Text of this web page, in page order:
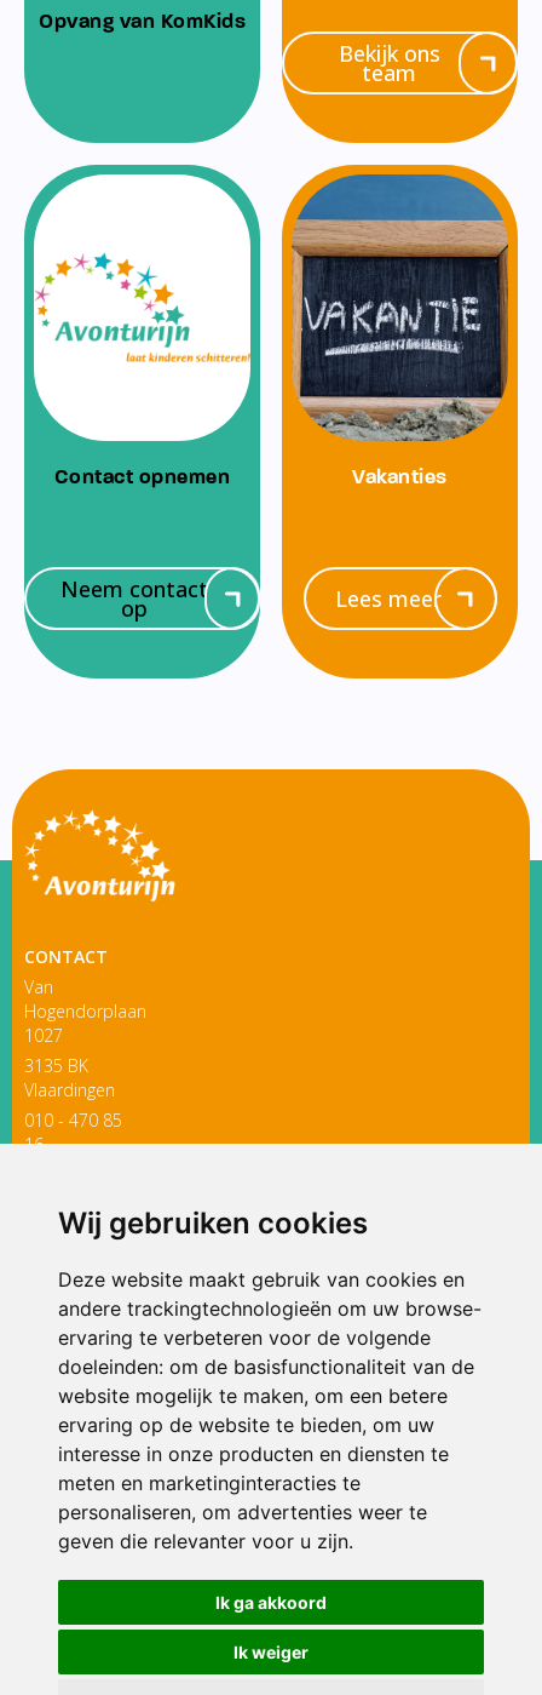
Wij gebruiken cookies
Deze website maakt gebruik van cookies en
andere trackingtechnologieën om uw browse-
ervaring te verbeteren voor de volgende
doeleinden: om de basisfunctionaliteit van de
website mogelijk te maken, om een betere
ervaring op de website te bieden, om uw
interesse in onze producten en diensten te
meten en marketinginteracties te
personaliseren, om advertenties weer te
geven die relevanter voor u zijn.
Ik ga akkoord
Ik weiger
Opvang van KomKids
Bekijk ons
team
Contact opnemen
Neem contact
op
Vakanties
Lees meer
CONTACT
Van
Hogendorplaan
1027
3135 BK
Vlaardingen
010 - 470 85
16
ONDERDEEL VAN
© 2026 Avonturijn | Alle rechten voorbehouden
Privacy policy|Disclaimer| Klachtenregeling|RSIN en Anbi
voorkeuren
Crealisatie The MindOffice